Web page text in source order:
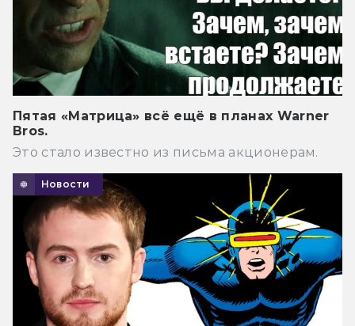
Пятая «Матрица» всё ещё в планах Warner
Bros.
Это стало известно из письма акционерам.
Новости